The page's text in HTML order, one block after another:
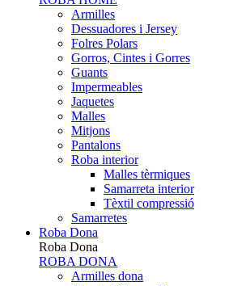
Armilles
Dessuadores i Jersey
Folres Polars
Gorros, Cintes i Gorres
Guants
Impermeables
Jaquetes
Malles
Mitjons
Pantalons
Roba interior
Malles tèrmiques
Samarreta interior
Tèxtil compressió
Samarretes
Roba Dona
Roba Dona
ROBA DONA
Armilles dona